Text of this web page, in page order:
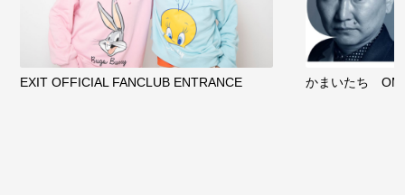
EXIT OFFICIAL FANCLUB ENTRANCE かまいたち